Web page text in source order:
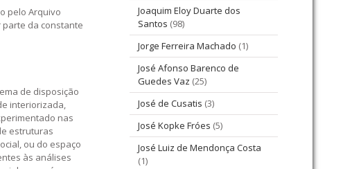
pelo Arquivo
da constante
de disposição
interiorizada,
nas
estruturas
ou do espaço
às análises
Joaquim Eloy Duarte dos
Santos (98)
Jorge Ferreira Machado (1)
José Afonso Barenco de
Guedes Vaz (25)
José de Cusatis (3)
José Kopke Fróes (5)
José Luiz de Mendonça Costa
(1)